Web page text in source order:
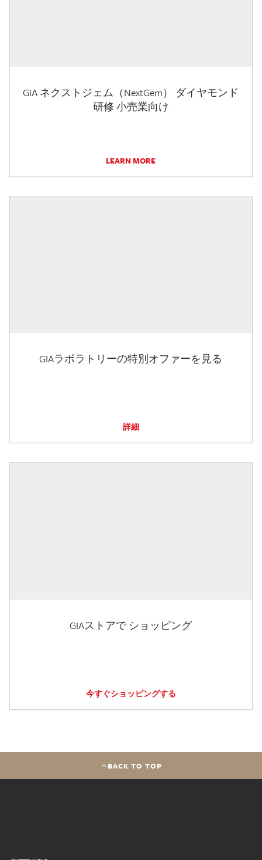
GIA ネクストジェム（NextGem） ダイヤモンド
研修 小売業向け
LEARN MORE
GIAラボラトリーの特別オファーを見る
詳細
GIAストアで ショッピング
今すぐショッピングする
BACK TO TOP